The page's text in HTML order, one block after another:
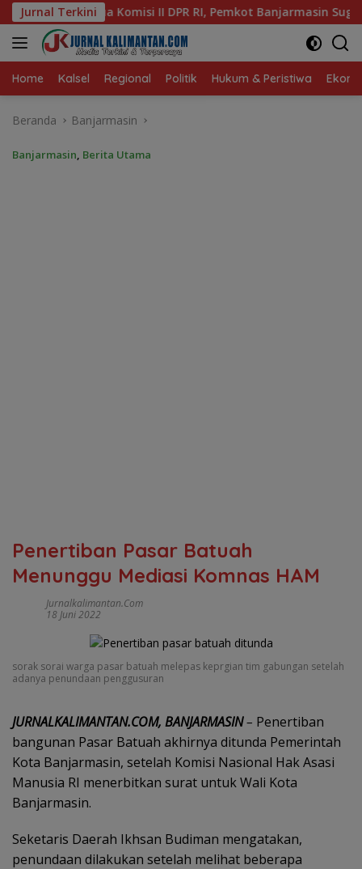
Langsung
ke
konten
Jurnal Terkini
RI, Pemkot Banjarmasin Suguhkan Cita Rasa Khas Banjar
Home Kalsel Regional Politik Hukum & Peristiwa
Beranda Banjarmasin
Banjarmasin, Berita Utama
Penertiban Pasar Batuah
Menunggu Mediasi Komnas HAM
Jurnalkalimantan.com
18 Juni 2022
sorak sorai warga pasar batuah melepas keprgian tim gabungan setelah
adanya penundaan penggusuran
JURNALKALIMANTAN.COM, BANJARMASIN– Penertiban
bangunan Pasar Batuah akhirnya ditunda Pemerintah
Kota Banjarmasin, setelah Komisi Nasional Hak Asasi
Manusia RI menerbitkan surat untuk Wali Kota
Banjarmasin.
Seketaris Daerah Ikhsan Budiman mengatakan,
penundaan dilakukan setelah melihat beberapa